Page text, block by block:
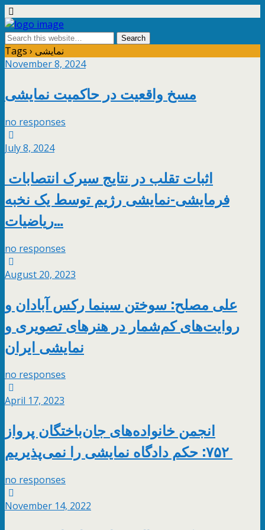
Tags › نمایشی
November 8, 2024
مسخ واقعیت در حاکمیت نمایشی
no responses
July 8, 2024
فرمایشی-نمایشی رژیم توسط یک‌ نخبه
ریاضیات…
no responses
August 20, 2023
علی مصلح: سوختن سینما رکس آبادان و
روایت‌های کم‌شمار در هنرهای تصویری و
نمایشی ایران
no responses
April 17, 2023
انجمن خانواده‌های جان‌باختگان پرواز
no responses
November 14, 2022